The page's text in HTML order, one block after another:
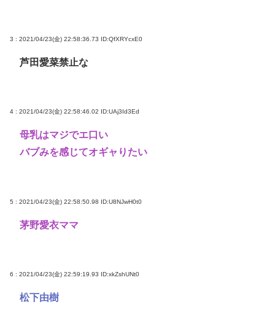
3 : 2021/04/23(金) 22:58:36.73 ID:QfXRYcxE0
芦田愛菜禁止な
4 : 2021/04/23(金) 22:58:46.02 ID:UAj3Id3Ed
母乳はマジでエ口い
バブみを感じてオギャりたい
5 : 2021/04/23(金) 22:58:50.98 ID:U8NJwH0t0
茅野愛衣ママ
6 : 2021/04/23(金) 22:59:19.93 ID:xkZshUNt0
松下由樹